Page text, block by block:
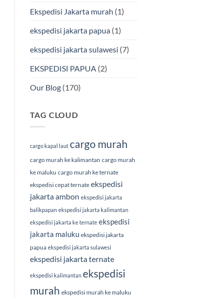
Ekspedisi Jakarta murah (1)
ekspedisi jakarta papua(1)
ekspedisi jakarta sulawesi (7)
EKSPEDISI PAPUA(2)
Our Blog(170)
TAG CLOUD
cargo kapal laut cargo murah
cargo murah ke kalimantan cargo murah
ke maluku cargo murah ke ternate
ekspedisi cepat ternate ekspedisi
jakarta ambon ekspedisi jakarta
balikpapan ekspedisi jakarta kalimantan
ekspedisi jakarta ke ternate ekspedisi
jakarta maluku ekspedisi jakarta
papua ekspedisi jakarta sulawesi
ekspedisi jakarta ternate
ekspedisi kalimantan ekspedisi
murah ekspedisi murah ke maluku